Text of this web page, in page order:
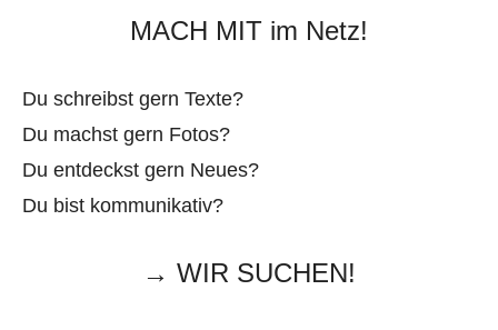
MACH MIT im Netz!
Du schreibst gern Texte?
Du machst gern Fotos?
Du entdeckst gern Neues?
Du bist kommunikativ?
→ WIR SUCHEN!